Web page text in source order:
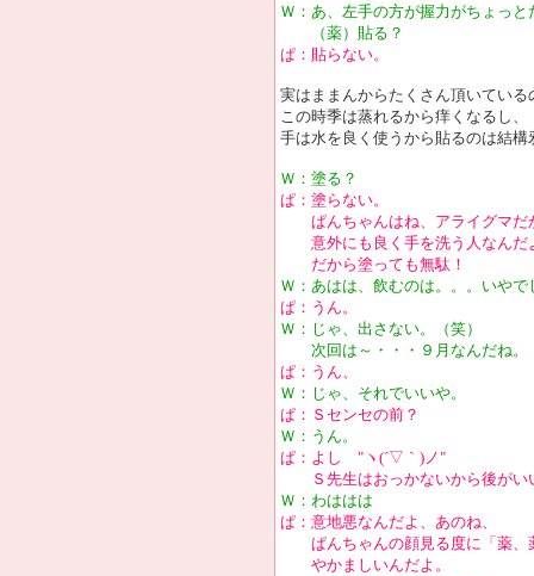
Ｗ：あ、左手の方が握力がちょっと
（薬）貼る？
ぱ：貼らない。
実はままんからたくさん頂いている
この時季は蒸れるから痒くなるし、
手は水を良く使うから貼るのは結構
Ｗ：塗る？
ぱ：塗らない。
ぱんちゃんはね、アライグマだ
意外にも良く手を洗う人なんだ
だから塗っても無駄！
Ｗ：あはは、飲むのは。。。いやで
ぱ：うん。
Ｗ：じゃ、出さない。（笑）
次回は～・・・９月なんだね。
ぱ：うん、
Ｗ：じゃ、それでいいや。
ぱ：Ｓセンセの前？
Ｗ：うん。
ぱ：よし "ヽ(´▽｀)ノ"
Ｓ先生はおっかないから後がい
Ｗ：わははは
ぱ：意地悪なんだよ、あのね、
ぱんちゃんの顔見る度に「薬、
やかましいんだよ。